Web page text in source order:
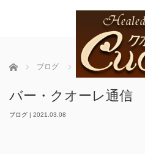
ホーム ブログ バー・クオーレ通信
バー・クオーレ通信
ブログ | 2021.03.08